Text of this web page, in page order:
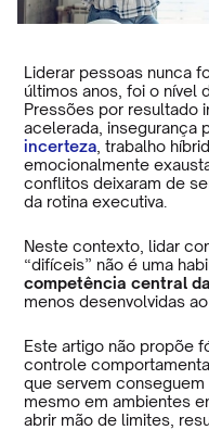
Liderar pessoas nunca
últimos anos, foi o nível
Pressões por resultado
acelerada, insegurança
incerteza , trabalho
emocionalmente
conflitos deixaram de
da rotina executiva.
Neste contexto, lidar
“difíceis” não é uma
competência central
menos desenvolvidas
Este artigo não propõe
controle
que servem
mesmo em ambientes
abrir mão de limites,